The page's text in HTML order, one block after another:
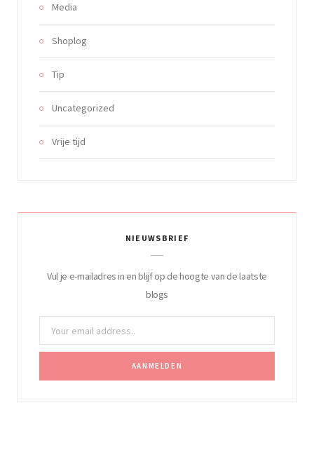
Media
Shoplog
Tip
Uncategorized
Vrije tijd
NIEUWSBRIEF
Vul je e-mailadres in en blijf op de hoogte van de laatste
blogs